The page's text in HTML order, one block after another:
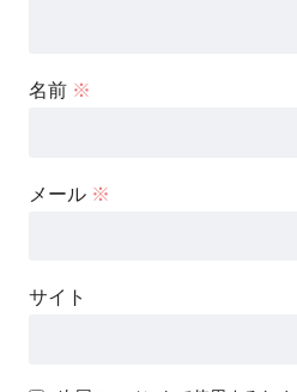
名前 ※
メール ※
サイト